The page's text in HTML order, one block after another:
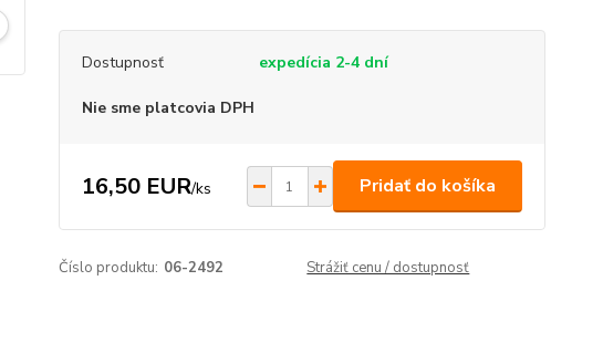
Dostupnosť expedícia 2-4 dní
Nie sme platcovia DPH
16,50 EUR/ks Pridať do košíka
Číslo produktu: 06-2492 Strážiť cenu / dostupnosť